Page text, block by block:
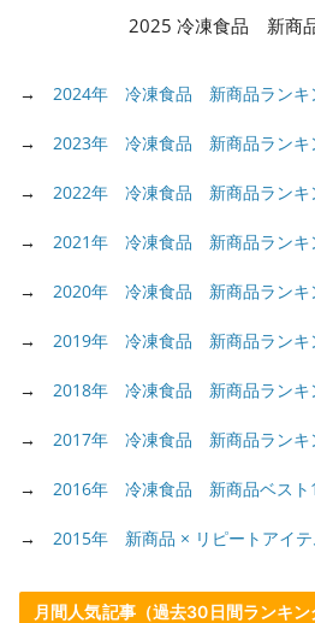
2025 冷凍食品 新商
→ 2024年 冷凍食品 新商品ランキ
→ 2023年 冷凍食品 新商品ランキ
→ 2022年 冷凍食品 新商品ランキ
→ 2021年 冷凍食品 新商品ランキ
→ 2020年 冷凍食品 新商品ランキ
→ 2019年 冷凍食品 新商品ランキ
→ 2018年 冷凍食品 新商品ランキ
→ 2017年 冷凍食品 新商品ランキ
→ 2016年 冷凍食品 新商品ベスト
→ 2015年 新商品 × リピートアイ
月間人気記事（過去30日間ランキン